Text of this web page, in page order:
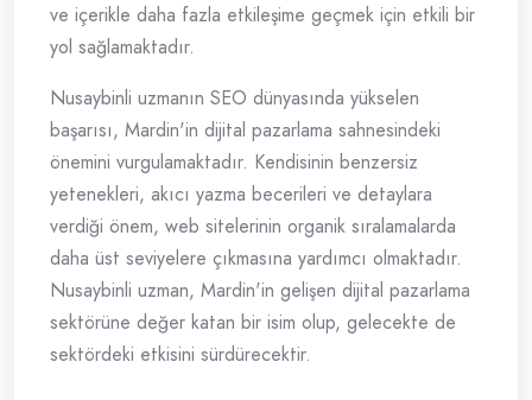
ve içerikle daha fazla etkileşime geçmek için etkili bir
yol sağlamaktadır.
Nusaybinli uzmanın SEO dünyasında yükselen
başarısı, Mardin'in dijital pazarlama sahnesindeki
önemini vurgulamaktadır. Kendisinin benzersiz
yetenekleri, akıcı yazma becerileri ve detaylara
verdiği önem, web sitelerinin organik sıralamalarda
daha üst seviyelere çıkmasına yardımcı olmaktadır.
Nusaybinli uzman, Mardin'in gelişen dijital pazarlama
sektörüne değer katan bir isim olup, gelecekte de
sektördeki etkisini sürdürecektir.